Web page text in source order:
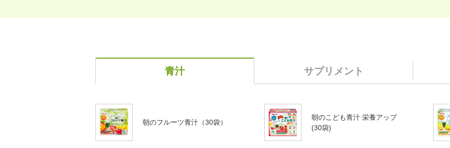
青汁 サプリメント
朝のフルーツ青汁（30袋）
朝のこども青汁 栄養アップ
(30袋)